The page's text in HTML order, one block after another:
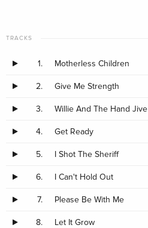
TRACKS
1. Motherless Children
2. Give Me Strength
3. Willie And The Hand Jive
4. Get Ready
5. I Shot The Sheriff
6. I Can't Hold Out
7. Please Be With Me
8. Let It Grow